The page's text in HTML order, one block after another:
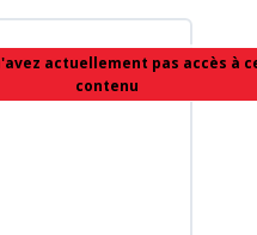
actuellement pas accès à
contenu